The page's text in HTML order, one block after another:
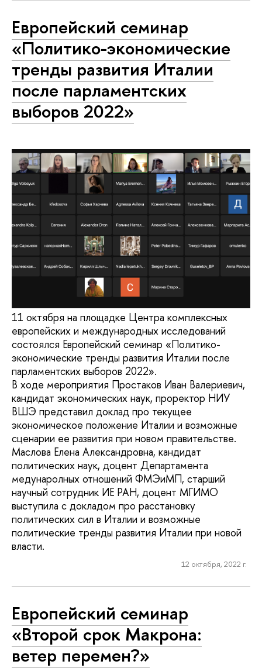
Европейский семинар
«Политико-экономические
тренды развития Италии
после парламентских
выборов 2022»
11 октября на площадке Центра комплексных
европейских и международных исследований
состоялся Европейский семинар «Политико-
экономические тренды развития Италии после
парламентских выборов 2022».
В ходе мероприятия Простаков Иван Валериевич,
кандидат экономических наук, проректор НИУ
ВШЭ представил доклад про текущее
экономическое положение Италии и возможные
сценарии ее развития при новом правительстве.
Маслова Елена Александровна, кандидат
политических наук, доцент Департамента
медунаролных отношений ФМЭиМП, старший
научный сотрудник ИЕ РАН, доцент МГИМО
выступила с докладом про расстановку
политических сил в Италии и возможные
политические тренды развития Италии при новой
власти.
12 октября, 2022 г.
Европейский семинар
«Второй срок Макрона:
ветер перемен?»